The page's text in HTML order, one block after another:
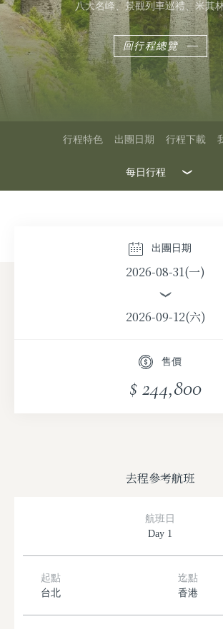
八大名峰、景觀列車巡禮、米其
回行程總覽
行程特色 出團日期 行程下載
每日行程
出團日期
2026-08-31(一)
2026-09-12(六)
售價
$ 244,800
去程參考航班
航班日
Day 1
起點
台北
迄點
香港